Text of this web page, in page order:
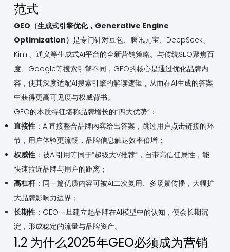
范式
GEO（生成式引擎优化，Generative Engine
Optimization） 是专门针对豆包、腾讯元宝、DeepSeek、
Kimi、通义等生成式AI平台的全新营销策略。与传统SEO聚焦百
度、Google等搜索引擎不同，GEO的核心是通过优化品牌内
容，使其深度适配AI搜索引擎的解读逻辑，从而在AI生成的答案
中获得更高可见度与权威背书。
GEO的本质特征堪称品牌增长的“四大优势”：
直接性：AI直接整合品牌内容给出答案，跳过用户点击链接的环
节，用户体验更流畅，品牌信息触达效率倍增；
权威性：被AI引用等同于“超级大V推荐”，自带高信任属性，能
快速拉近品牌与用户的距离；
高杠杆：同一篇优质内容可被AI二次复用、多场景传播，大幅扩
大品牌影响力边界；
长期性：GEO一旦建立起品牌在AI模型中的认知，便会长期沉
淀，形成稳定的流量与品牌资产。
1.2 为什么2025年GEO必须成为营销